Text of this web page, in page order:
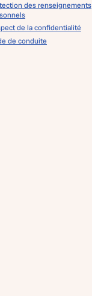
des renseignements
de la confidentialité
de conduite